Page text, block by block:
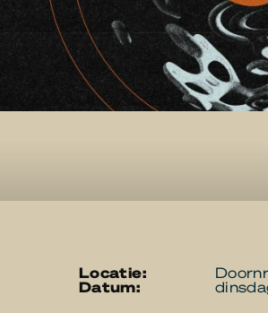
locatie:
datum: